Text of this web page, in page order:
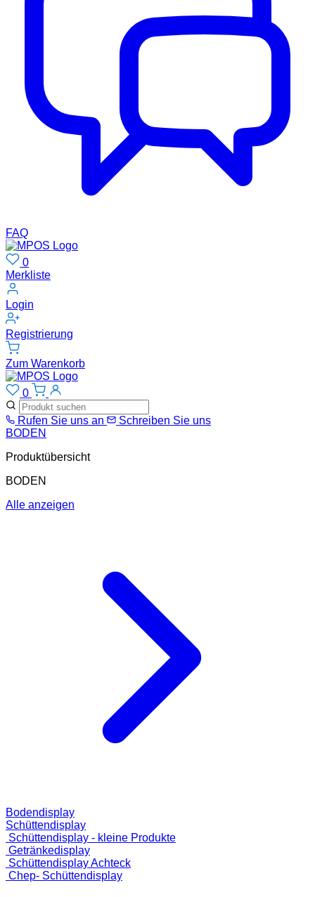
FAQ
0
Merkliste
Login
Registrierung
Zum Warenkorb
0
Rufen Sie uns an
Schreiben Sie uns
BODEN
Produktübersicht
BODEN
Alle anzeigen
Bodendisplay
Schüttendisplay
Schüttendisplay - kleine Produkte
Getränkedisplay
Schüttendisplay Achteck
Chep- Schüttendisplay